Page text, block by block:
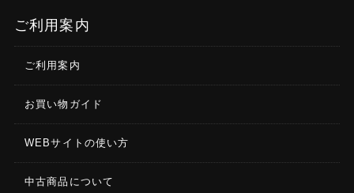
30/25/24fps 2.7K(2704×1520)：60/50/48/30/25/24fps
2.7K(4:3)(2704×2016):60/50/48/30/25/24fps
1080p(1920×1080)：200/120/100/60/50/48/30/24fps
720p(1280×720)：240/200/120/100fps
HDR動画解像度
2.7K(2704×1520):60/50/30/25/24fps
1080p(1920×1080)：60/50/30/25fps
スローモーション撮影速度
ご利用案内
ご利用案内
お買い物ガイド
WEBサイトの使い方
中古商品について